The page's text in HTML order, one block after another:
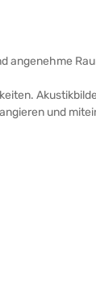
angenehme
und